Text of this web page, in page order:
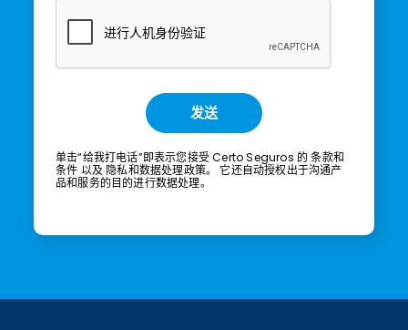
发送
单击“给我打电话”即表示您接受 Certo Seguros 的条款和
条件 以及 隐私和数据处理政策。
它还自动授权出于沟通产
品和服务的目的进行数据处理。